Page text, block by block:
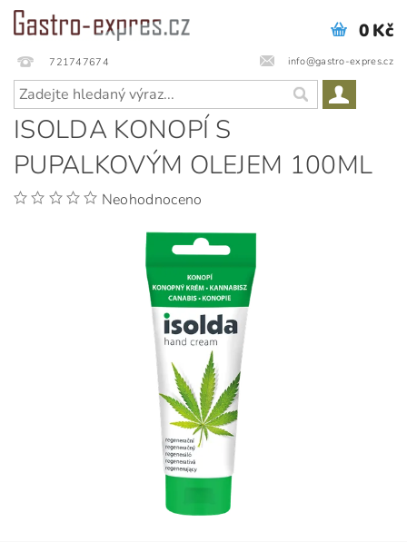
721747674 info@gastro-expres.cz
0 Kč
ISOLDA KONOPÍ S
PUPALKOVÝM OLEJEM 100ML
Neohodnoceno